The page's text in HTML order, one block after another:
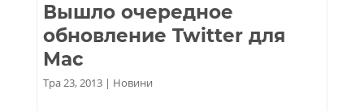
Вышло очередное
обновление Twitter для
Mac
Тра 23, 2013| Новини